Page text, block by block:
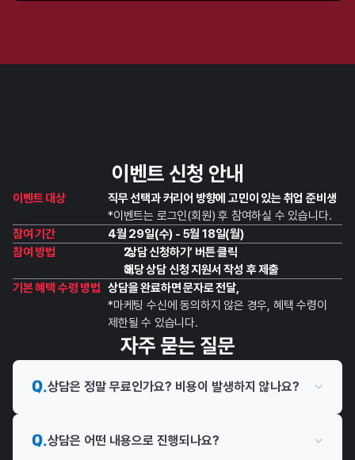
이벤트 신청 안내
이벤트 대상
직무 선택과 커리어 방향에 고민이 있는 취업 준비생
*이벤트는 로그인(회원) 후 참여하실 수 있습니다.
참여 기간
4월 29일(수) - 5월 18일(월)
참여 방법
‘상담 신청하기’ 버튼 클릭
해당 상담 신청 지원서 작성 후 제출
기본 혜택 수령 방법 상담을 완료하면 문자로 전달,
*마케팅 수신에 동의하지 않은 경우, 혜택 수령이
제한될 수 있습니다.
자주 묻는 질문
Q.상담은 정말 무료인가요? 비용이 발생하지 않나요?
Q.상담은 어떤 내용으로 진행되나요?